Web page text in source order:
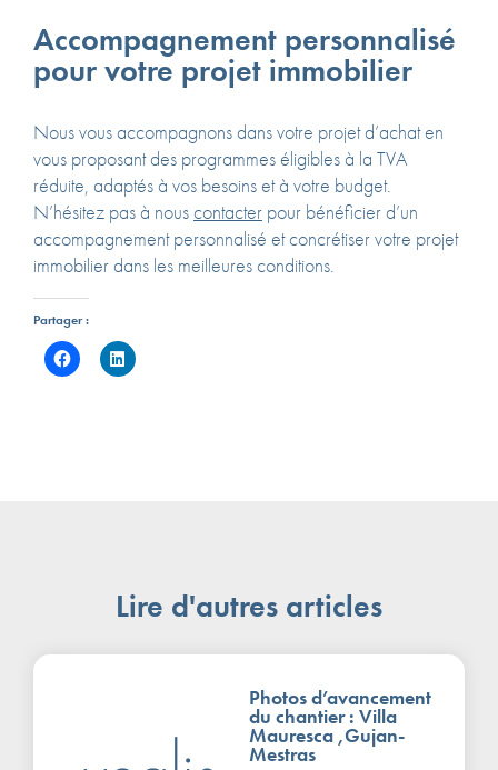
Accompagnement personnalisé
pour votre projet immobilier
Nous vous accompagnons dans votre projet d’achat en
vous proposant des programmes éligibles à la TVA
réduite, adaptés à vos besoins et à votre budget.
N’hésitez pas à nouscontacter pour bénéficier d’un
accompagnement personnalisé et concrétiser votre projet
immobilier dans les meilleures conditions.
Partager :
Lire d'autres articles
Photos d’avancement
du chantier : Villa
Mauresca ,Gujan-
Mestras